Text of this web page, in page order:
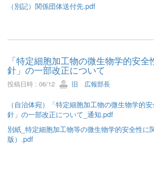
（別記）関係団体送付先.pdf
「特定細胞加工物の微生物学的安全
針」の一部改正について
投稿日時 : 06/12 旧 広報部長
（自治体宛）「特定細胞加工物の微生物学的
針」の一部改正について_通知.pdf
別紙_特定細胞加工物等の微生物学的安全性に
版）.pdf